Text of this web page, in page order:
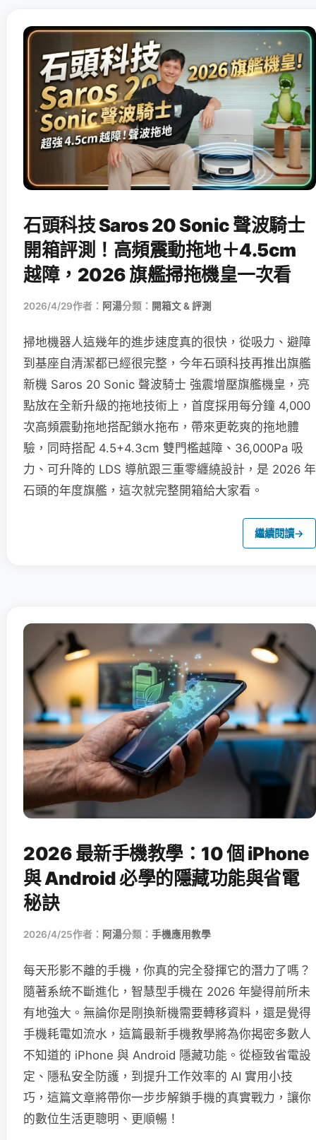
石頭科技 Saros 20 Sonic 聲波騎士
開箱評測！高頻震動拖地＋4.5cm
越障，2026 旗艦掃拖機皇一次看
2026/4/29作者： 阿湯分類： 開箱文 & 評測
掃地機器人這幾年的進步速度真的很快，從吸力、避障
到基座自清潔都已經很完整，今年石頭科技再推出旗艦
新機 Saros 20 Sonic 聲波騎士 強震增壓旗艦機皇，亮
點放在全新升級的拖地技術上，首度採用每分鐘 4,000
次高頻震動拖地搭配鎖水拖布，帶來更乾爽的拖地體
驗，同時搭配 4.5+4.3cm 雙門檻越障、36,000Pa 吸
力、可升降的 LDS 導航跟三重零纏繞設計，是 2026 年
石頭的年度旗艦，這次就完整開箱給大家看。
繼續閱讀→
2026 最新手機教學：10 個 iPhone
與 Android 必學的隱藏功能與省電
秘訣
2026/4/25作者： 阿湯分類： 手機應用教學
每天形影不離的手機，你真的完全發揮它的潛力了嗎？
隨著系統不斷進化，智慧型手機在 2026 年變得前所未
有地強大。無論你是剛換新機需要轉移資料，還是覺得
手機耗電如流水，這篇最新手機教學將為你揭密多數人
不知道的 iPhone 與 Android 隱藏功能。從極致省電設
定、隱私安全防護，到提升工作效率的 AI 實用小技
巧，這篇文章將帶你一步步解鎖手機的真實戰力，讓你
的數位生活更聰明、更順暢！